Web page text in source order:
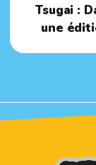
Tsugai :
une